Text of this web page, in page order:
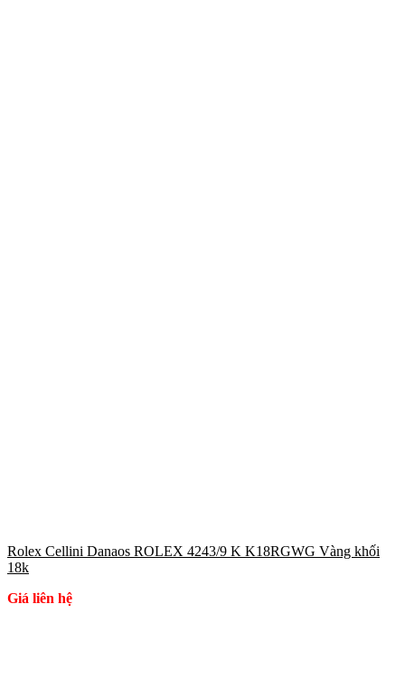
Rolex Cellini Danaos ROLEX 4243/9 K K18RGWG Vàng khối
18k
Giá liên hệ